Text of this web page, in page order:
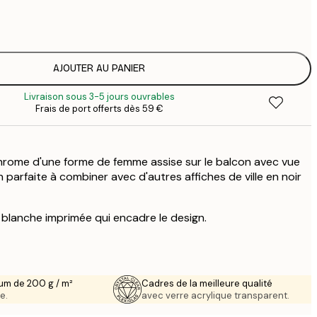
AJOUTER AU PANIER
Livraison sous 3-5 jours ouvrables
Frais de port offerts dès 59 €
d'une forme de femme assise sur le balcon avec vue
parfaite à combiner avec d'autres affiches de ville en noir
imprimée qui encadre le design.
de 200 g / m²
Cadres de la meilleure qualité
avec verre acrylique transparent.